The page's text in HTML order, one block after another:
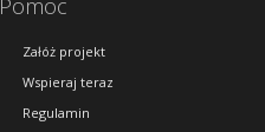
Pomoc
Załóż projekt
Wspieraj teraz
Regulamin